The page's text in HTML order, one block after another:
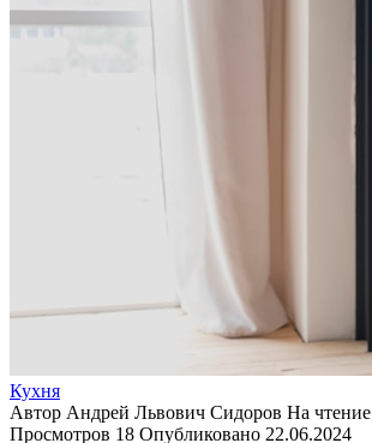
Кухня
Автор Андрей Львович Сидоров На чтение
Просмотров 18 Опубликовано 22.06.2024